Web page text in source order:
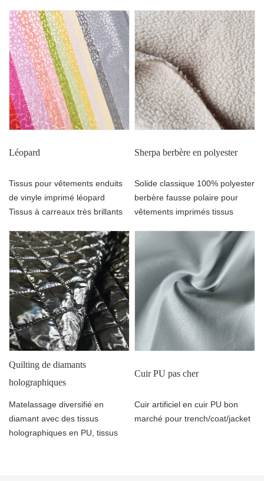
Léopard
Tissus pour vêtements enduits
de vinyle imprimé léopard
Tissus à carreaux très brillants
Sherpa berbère en polyester
Solide classique 100% polyester
berbère fausse polaire pour
vêtements imprimés tissus
Quilting de diamants
holographiques
Matelassage diversifié en
diamant avec des tissus
holographiques en PU, tissus
Cuir PU pas cher
Cuir artificiel en cuir PU bon
marché pour trench/coat/jacket